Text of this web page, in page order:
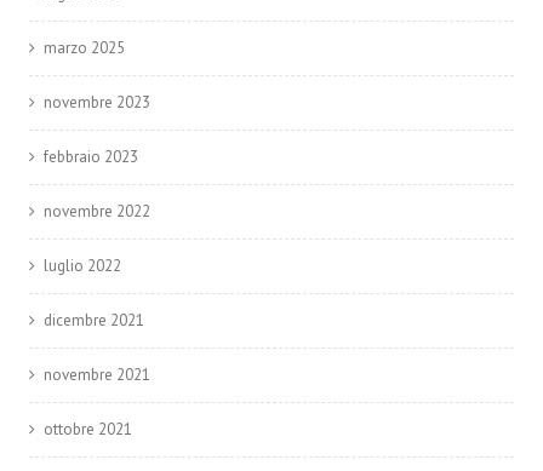
marzo 2025
novembre 2023
febbraio 2023
novembre 2022
luglio 2022
dicembre 2021
novembre 2021
ottobre 2021